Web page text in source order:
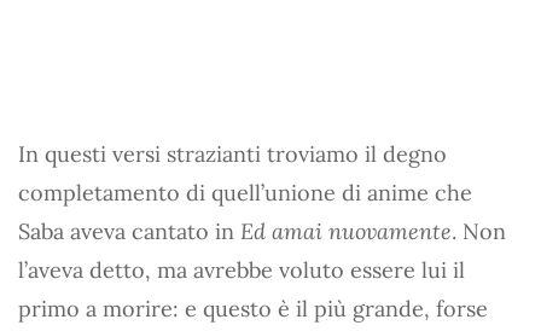
In questi versi strazianti troviamo il degno
completamento di quell’unione di anime che
Saba aveva cantato in Ed amai nuovamente. Non
l’aveva detto, ma avrebbe voluto essere lui il
primo a morire: e questo è il più grande, forse